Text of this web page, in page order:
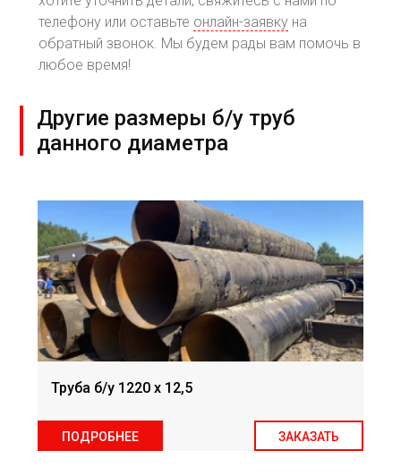
телефону или оставьте онлайн-заявкуна
обратный звонок. Мы будем рады вам помочь в
любое время!
Другие размеры б/у труб
данного диаметра
Труба б/у 1220 х 12,5
ПОДРОБНЕЕ ЗАКАЗАТЬ